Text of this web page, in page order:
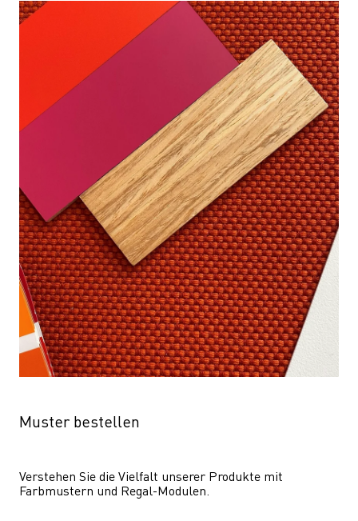
Muster bestellen
Verstehen Sie die Vielfalt unserer Produkte mit
Farbmustern und Regal-Modulen.